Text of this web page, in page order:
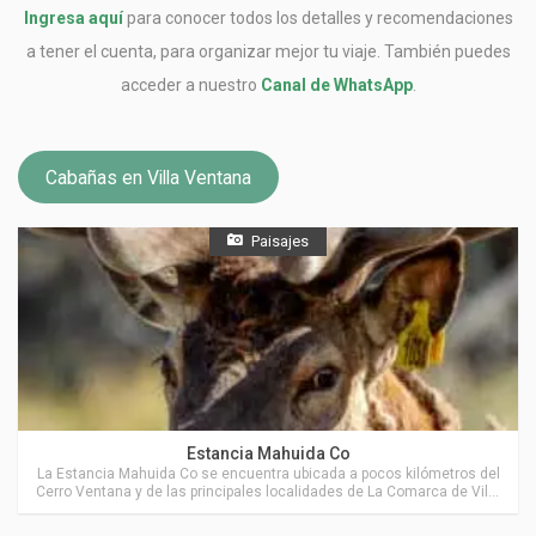
Ingresa aquípara conocer todos los detalles y recomendaciones
a tener el cuenta, para organizar mejor tu viaje. También puedes
acceder a nuestro Canal de WhatsApp.
Cabañas en Villa Ventana
Paisajes
Actividades en Villa Ventana
Estancia Mahuida Co
La Estancia Mahuida Co se encuentra ubicada a pocos kilómetros del
Cerro Ventana y de las principales localidades de La Comarca de Villa